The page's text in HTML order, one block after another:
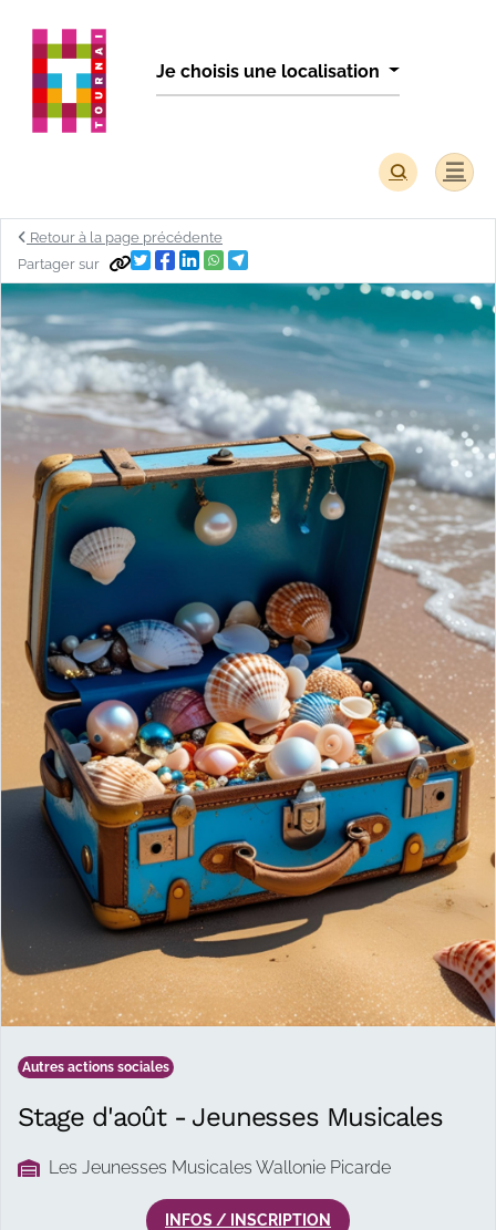
Je choisis une localisation
Retour à la page précédente
Partager sur
Autres actions sociales
Stage d'août - Jeunesses Musicales
Les Jeunesses Musicales Wallonie Picarde
INFOS / INSCRIPTION